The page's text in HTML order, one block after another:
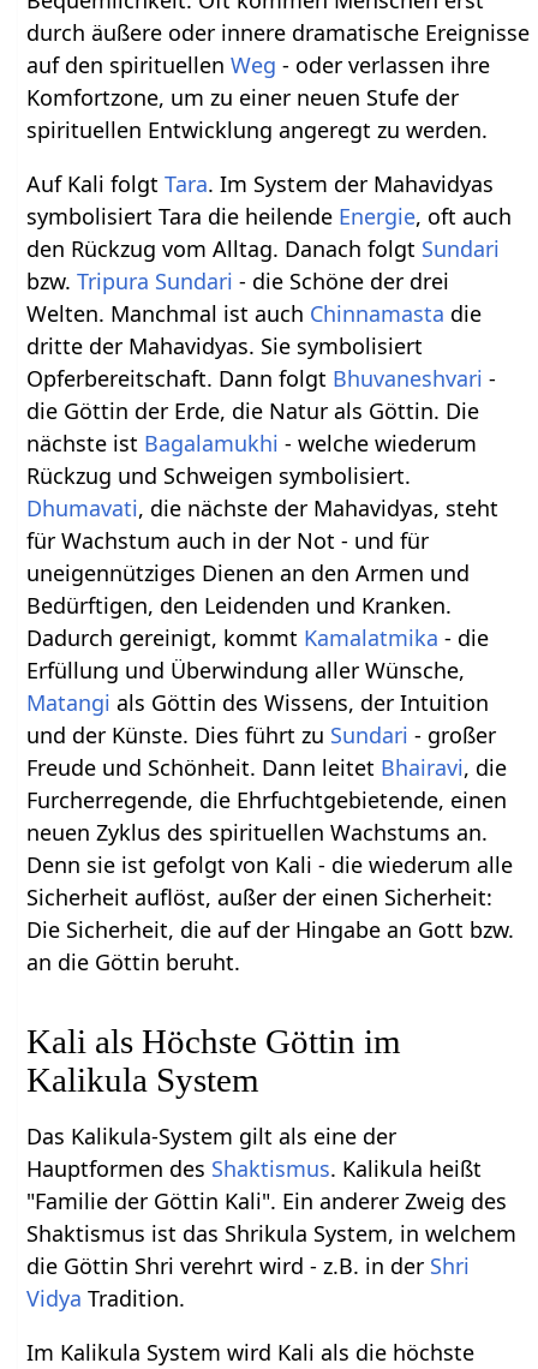
durch äußere oder innere dramatische Ereignisse
auf den spirituellenWeg - oder verlassen ihre
Komfortzone, um zu einer neuen Stufe der
spirituellen Entwicklung angeregt zu werden.
Auf Kali folgtTara. Im System der Mahavidyas
symbolisiert Tara die heilende Energie, oft auch
den Rückzug vom Alltag. Danach folgt Sundari
bzw.Tripura Sundari - die Schöne der drei
Welten. Manchmal ist auch Chinnamasta die
dritte der Mahavidyas. Sie symbolisiert
Opferbereitschaft. Dann folgt Bhuvaneshvari -
die Göttin der Erde, die Natur als Göttin. Die
nächste ist Bagalamukhi - welche wiederum
Rückzug und Schweigen symbolisiert.
Dhumavati, die nächste der Mahavidyas, steht
für Wachstum auch in der Not - und für
uneigennütziges Dienen an den Armen und
Bedürftigen, den Leidenden und Kranken.
Dadurch gereinigt, kommt Kamalatmika - die
Erfüllung und Überwindung aller Wünsche,
Matangi als Göttin des Wissens, der Intuition
und der Künste. Dies führt zu Sundari - großer
Freude und Schönheit. Dann leitet Bhairavi, die
Furcherregende, die Ehrfuchtgebietende, einen
neuen Zyklus des spirituellen Wachstums an.
Denn sie ist gefolgt von Kali - die wiederum alle
Sicherheit auflöst, außer der einen Sicherheit:
Die Sicherheit, die auf der Hingabe an Gott bzw.
an die Göttin beruht.
Kali als Höchste Göttin im
Kalikula System
Das Kalikula-System gilt als eine der
Hauptformen des Shaktismus. Kalikula heißt
"Familie der Göttin Kali". Ein anderer Zweig des
Shaktismus ist das Shrikula System, in welchem
die Göttin Shri verehrt wird - z.B. in der Shri
Vidya Tradition.
Im Kalikula System wird Kali als die höchste